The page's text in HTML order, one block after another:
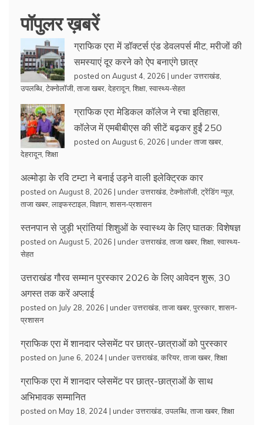
पॉपुलर ख़बरें
ग्राफिक एरा में डॉक्टर्स एंड डेवलपर्स मीट, मरीजों की
समस्याएं दूर करने को ऐप बनाएंगे छात्र
posted on August 4, 2026 | underउत्तराखंड
उपलब्धि टेक्नोलॉजी ताजा खबर देहरादून, शिक्षा स्वास्थ्य-सेहत
ग्राफिक एरा मेडिकल कॉलेज ने रचा इतिहास,
कॉलेज में एमबीबीएस की सीटें बढ़कर हुईं 250
posted on August 6, 2026 | underताजा खबर
देहरादून, शिक्षा
अल्मोड़ा के रवि टम्टा ने बनाई उड़ने वाली इलेक्ट्रिक कार
posted on August 8, 2026 | underउत्तराखंड टेक्नोलॉजी ट्रेंडिंग न्यूज़,
ताजा खबर लाइफस्टाइल विज्ञान, शासन-प्रशासन
स्तनपान से जुड़ी भ्रांतियां शिशुओं के स्वास्थ्य के लिए घातक: विशेषज्ञ
posted on August 5, 2026 | underउत्तराखंड ताजा खबर शिक्षा स्वास्थ्य-
सेहत
उत्तराखंड गौरव सम्मान पुरस्कार 2026 के लिए आवेदन शुरू, 30
अगस्त तक करें अप्लाई
posted on July 28, 2026 | underउत्तराखंड ताजा खबर पुरस्कार शासन-
प्रशासन
ग्राफिक एरा में शानदार प्लेसमेंट पर छात्र-छात्राओं को पुरस्कार
posted on June 6, 2024 | underउत्तराखंड करियर ताजा खबर शिक्षा
ग्राफिक एरा में शानदार प्लेसमेंट पर छात्र-छात्राओं के साथ
अभिभावक सम्मानित
posted on May 18, 2024 | underउत्तराखंड उपलब्धि ताजा खबर शिक्षा